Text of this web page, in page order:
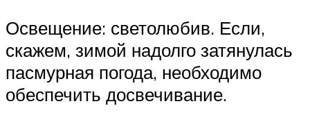
Освещение: светолюбив. Если,
скажем, зимой надолго затянулась
пасмурная погода, необходимо
обеспечить досвечивание.